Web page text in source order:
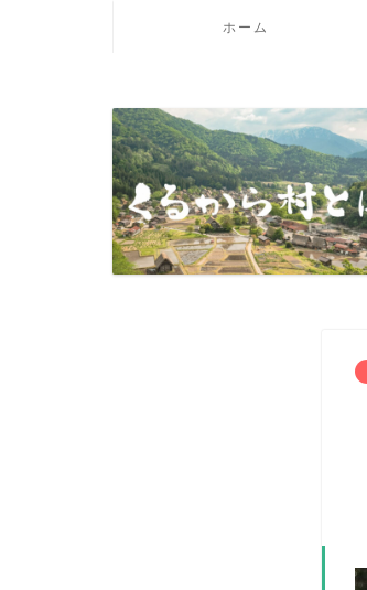
ホーム